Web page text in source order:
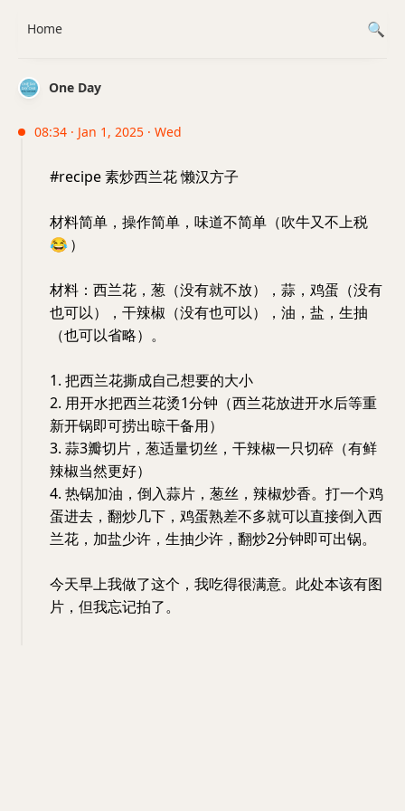
One Day
08:34 · Jan 1, 2025 · Wed
#recipe 素炒西兰花 懒汉方子
材料简单，操作简单，味道不简单（吹牛又不上税
😂）
材料：西兰花，葱（没有就不放），蒜，鸡蛋（没有
也可以），干辣椒（没有也可以），油，盐，生抽
（也可以省略）。
1. 把西兰花撕成自己想要的大小
2. 用开水把西兰花烫1分钟（西兰花放进开水后等重
新开锅即可捞出晾干备用）
3. 蒜3瓣切片，葱适量切丝，干辣椒一只切碎（有鲜
辣椒当然更好）
4. 热锅加油，倒入蒜片，葱丝，辣椒炒香。打一个鸡
蛋进去，翻炒几下，鸡蛋熟差不多就可以直接倒入西
兰花，加盐少许，生抽少许，翻炒2分钟即可出锅。
今天早上我做了这个，我吃得很满意。此处本该有图
片，但我忘记拍了。
Home